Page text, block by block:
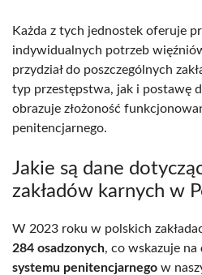
Każda z tych jednostek oferuje
indywidualnych potrzeb
przydział do poszczególnych
typ przestępstwa, jak i postawę
obrazuje złożoność
penitencjarnego.
Jakie są dane
zakładów karnych w
W 2023 roku w polskich
284 osadzonych, co wskazuje na
systemu penitencjarnego w